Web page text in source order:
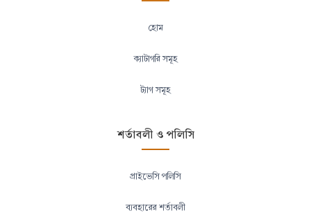
হোম
ক্যাটাগরি সমূহ
ট্যাগ সমূহ
শর্তাবলী ও পলিসি
প্রাইভেসি পলিসি
ব্যবহারের শর্তাবলী